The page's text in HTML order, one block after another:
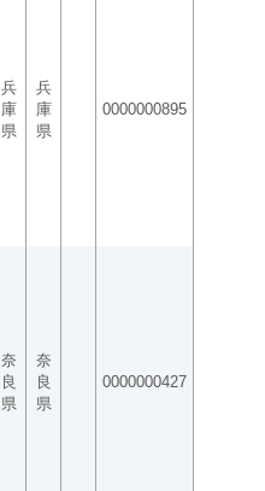
兵
庫
県
兵
庫
県
0000000895
奈
良
県
奈
良
県
0000000427